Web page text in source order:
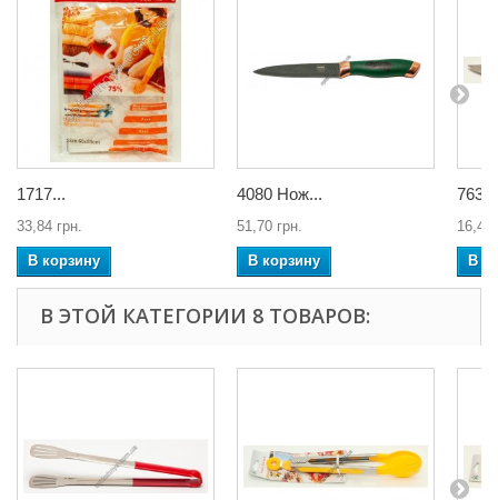
1717...
33,84 грн.
В корзину
4080 Нож...
51,70 грн.
В корзину
16,45
В
В ЭТОЙ КАТЕГОРИИ 8 ТОВАРОВ: